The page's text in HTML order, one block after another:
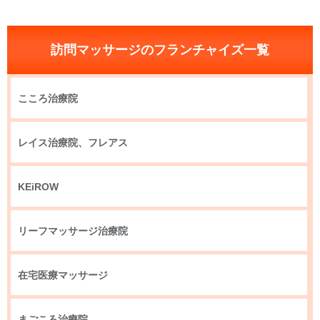
訪問マッサージのフランチャイズ一覧
こころ治療院
レイス治療院、フレアス
KEiROW
リーフマッサージ治療院
在宅医療マッサージ